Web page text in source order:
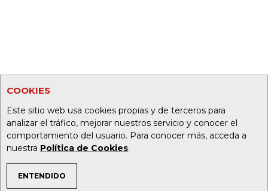
COOKIES
Este sitio web usa cookies propias y de terceros para
analizar el tráfico, mejorar nuestros servicio y conocer el
comportamiento del usuario. Para conocer más, acceda a
nuestra Política de Cookies.
ENTENDIDO
TEMAS DE INTERÉS